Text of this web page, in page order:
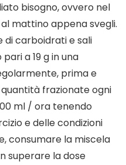
bisogno, ovvero nel
mattino appena svegli.
di carboidrati e sali
a 19 g in una
prima e
frazionate ogni
ml / ora tenendo
e delle condizioni
consumare la miscela
superare la dose